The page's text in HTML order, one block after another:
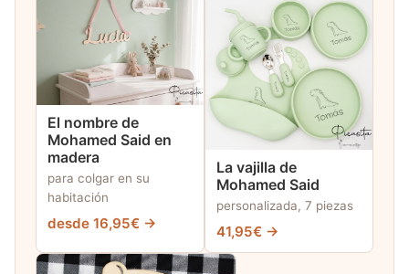
El nombre de
Mohamed Said en
madera
para colgar en su
habitación
desde 16,95€ →
La vajilla de
Mohamed Said
personalizada, 7 piezas
41,95€ →